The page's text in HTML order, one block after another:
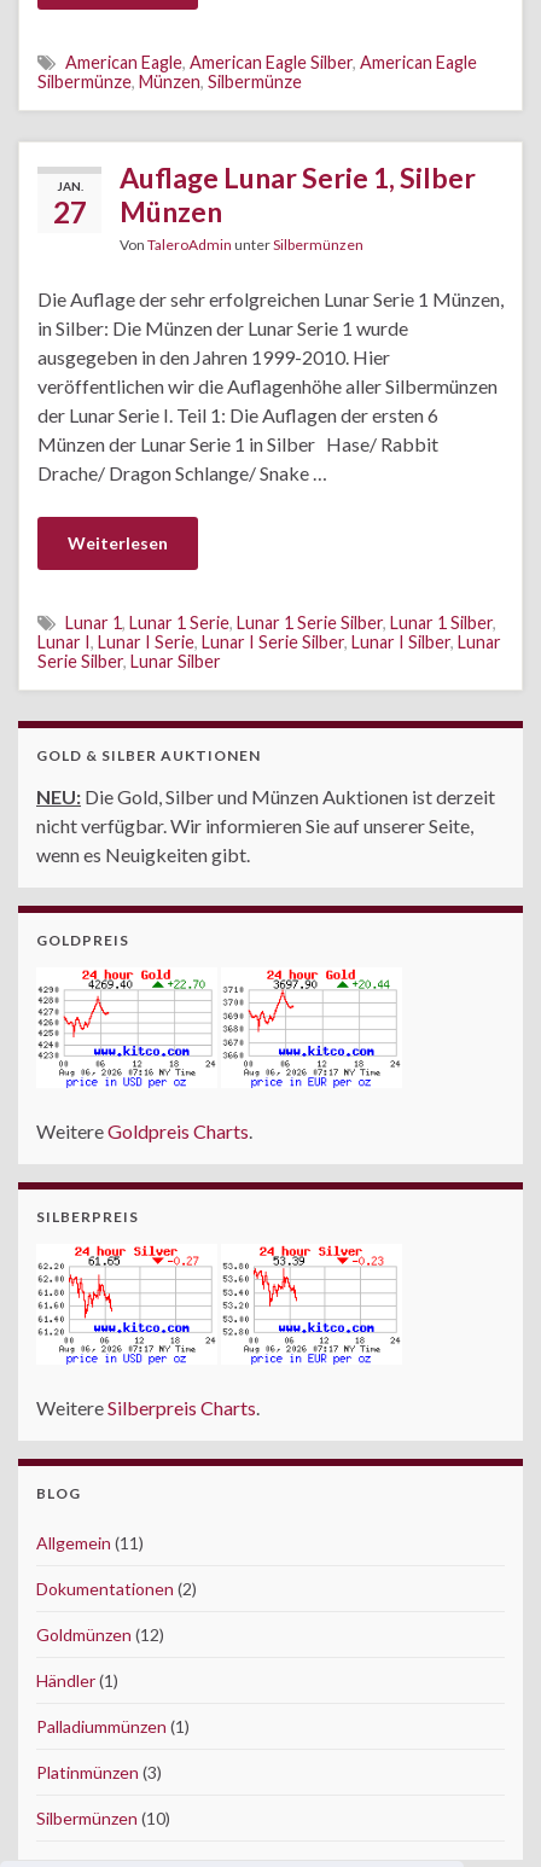
American Eagle, American Eagle Silber, American Eagle
Silbermünze, Münzen, Silbermünze
JAN.
27
Auflage Lunar Serie 1, Silber
Münzen
Von TaleroAdmin unterSilbermünzen
Die Auflage der sehr erfolgreichen Lunar Serie 1 Münzen,
in Silber: Die Münzen der Lunar Serie 1 wurde
ausgegeben in den Jahren 1999-2010. Hier
veröffentlichen wir die Auflagenhöhe aller Silbermünzen
der Lunar Serie I. Teil 1: Die Auflagen der ersten 6
Münzen der Lunar Serie 1 in Silber Hase/ Rabbit
Drache/ Dragon Schlange/ Snake …
Weiterlesen
Lunar 1, Lunar 1 Serie, Lunar 1 Serie Silber, Lunar 1 Silber,
Lunar I, Lunar I Serie, Lunar I Serie Silber, Lunar I Silber, Lunar
Serie Silber, Lunar Silber
GOLD & SILBER AUKTIONEN
NEU: Die Gold, Silber und Münzen Auktionen ist derzeit
nicht verfügbar. Wir informieren Sie auf unserer Seite,
wenn es Neuigkeiten gibt.
GOLDPREIS
WeitereGoldpreis Charts.
SILBERPREIS
WeitereSilberpreis Charts.
BLOG
Allgemein (11)
Dokumentationen (2)
Goldmünzen (12)
Händler(1)
Palladiummünzen (1)
Platinmünzen (3)
Silbermünzen (10)